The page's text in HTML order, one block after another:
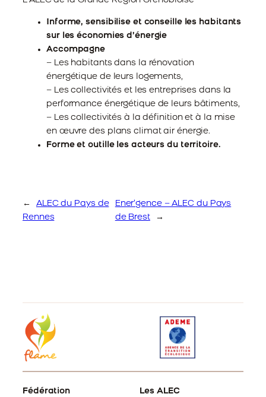
Informe, sensibilise et conseille les habitants
sur les économies d’énergie
Accompagne
– Les habitants dans la rénovation
énergétique de leurs logements,
– Les collectivités et les entreprises dans la
performance énergétique de leurs bâtiments,
– Les collectivités à la définition et à la mise
en œuvre des plans climat air énergie.
Forme et outille les acteurs du territoire.
←
ALEC du Pays de
Rennes
Ener’gence – ALEC du Pays
de Brest
→
Fédération Les ALEC